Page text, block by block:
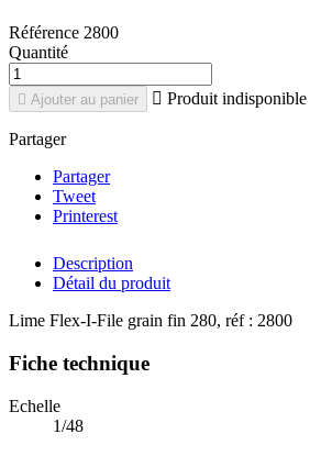
Référence 2800
Quantité
 Ajouter au panier  Produit indisponible
Partager
Partager
Tweet
Printerest
Description
Détail du produit
Lime Flex-I-File grain fin 280, réf : 2800
Fiche technique
Echelle
1/48